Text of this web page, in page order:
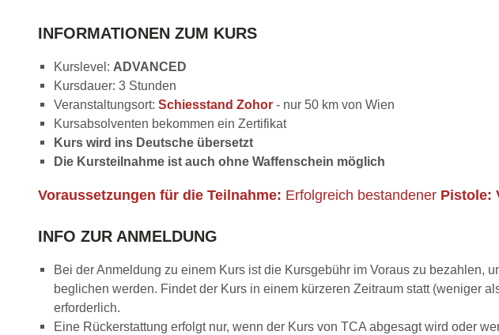
INFORMATIONEN ZUM KURS
Kurslevel: ADVANCED
Kursdauer: 3 Stunden
Veranstaltungsort: Schiesstand Zohor - nur 50 km von Wien
Kursabsolventen bekommen ein Zertifikat
Kurs wird ins Deutsche übersetzt
Die Kursteilnahme ist auch ohne Waffenschein möglich
Voraussetzungen für die Teilnahme: Erfolgreich bestandener Pistole:
INFO ZUR ANMELDUNG
Bei der Anmeldung zu einem Kurs ist die Kursgebühr im Voraus zu bezahlen,
beglichen werden. Findet der Kurs in einem kürzeren Zeitraum statt (weniger
erforderlich.
Eine Rückerstattung erfolgt nur, wenn der Kurs von TCA abgesagt wird oder